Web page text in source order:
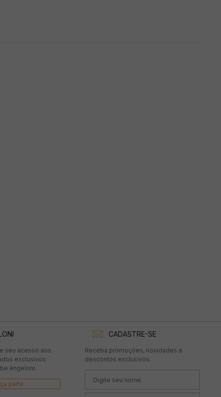
seu acesso aos
exclusivos
Angeloni.
parte
CADASTRE-SE
Receba promoções, novidades e
descontos exclusivos.